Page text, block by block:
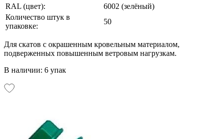
RAL (цвет):
6002 (зелёный)
Количество штук в
упаковке:
50
Для скатов с окрашенным кровельным материалом,
подверженных повышенным ветровым нагрузкам.
В наличии: 6 упак